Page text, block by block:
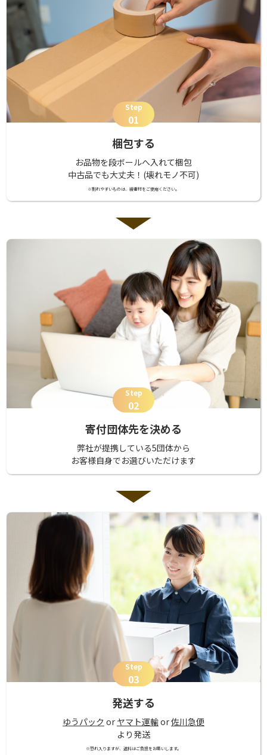
Step
01
梱包する
お品物を段ボールへ入れて梱包
中古品でも大丈夫！(壊れモノ不可)
※割れやすいものは、緩衝材をご使用ください。
Step
02
寄付団体先を決める
弊社が提携している5団体から
お客様自身でお選びいただけます
Step
03
発送する
ゆうパック or ヤマト運輸or佐川急便
より発送
※恐れ入りますが、送料はご負担をお願いします。